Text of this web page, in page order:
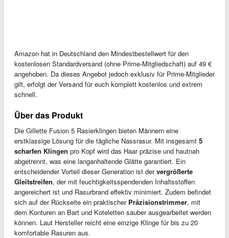
Amazon hat in Deutschland den Mindestbestellwert für den
kostenlosen Standardversand (ohne Prime-Mitgliedschaft) auf 49 €
angehoben. Da dieses Angebot jedoch exklusiv für Prime-Mitglieder
gilt, erfolgt der Versand für euch komplett kostenlos und extrem
schnell.
Über das Produkt
Die Gillette Fusion 5 Rasierklingen bieten Männern eine
erstklassige Lösung für die tägliche Nassrasur. Mit insgesamt 5
scharfen Klingen pro Kopf wird das Haar präzise und hautnah
abgetrennt, was eine langanhaltende Glätte garantiert. Ein
entscheidender Vorteil dieser Generation ist dervergrößerte
Gleitstreifen, der mit feuchtigkeitsspendenden Inhaltsstoffen
angereichert ist und Rasurbrand effektiv minimiert. Zudem befindet
sich auf der Rückseite ein praktischer Präzisionstrimmer, mit
dem Konturen an Bart und Koteletten sauber ausgearbeitet werden
können. Laut Hersteller reicht eine einzige Klinge für bis zu 20
komfortable Rasuren aus.